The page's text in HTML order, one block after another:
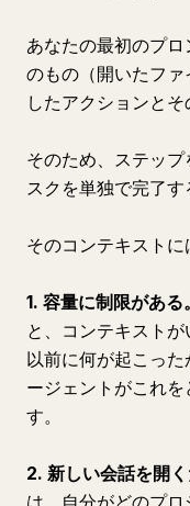
あなたの最初のプ
のもの（開いたフ
したアクションとそ
そのため、ステッ
スクを単独で完了す
そのコンテキストに
1. 容量に制限がある。
と、コンテキスト
以前に何が起こっ
ージェントがこれ
す。
2. 新しい会話を開く
は、自分がどのプ